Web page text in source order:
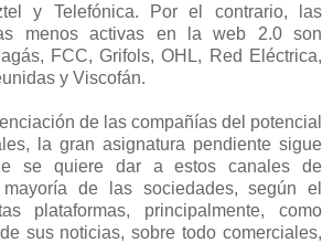
y Telefónica. Por el contrario, las
menos activas en la web 2.0 son
FCC, Grifols, OHL, Red Eléctrica,
y Viscofán.
de las compañías del potencial
la gran asignatura pendiente sigue
se quiere dar a estos canales de
de las sociedades, según el
plataformas, principalmente, como
sus noticias, sobre todo comerciales,